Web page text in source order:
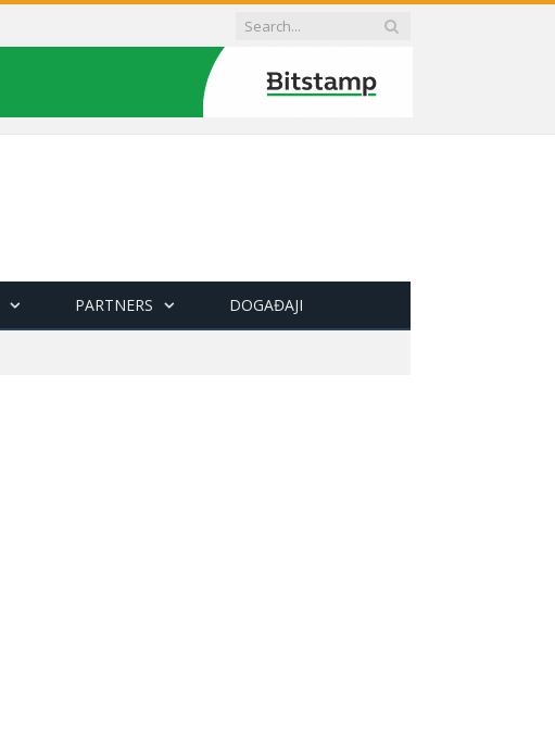
PARTNERS DOGAĐAJI